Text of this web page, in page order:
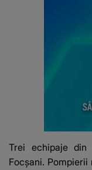
Trei echipaje din
Focşani.